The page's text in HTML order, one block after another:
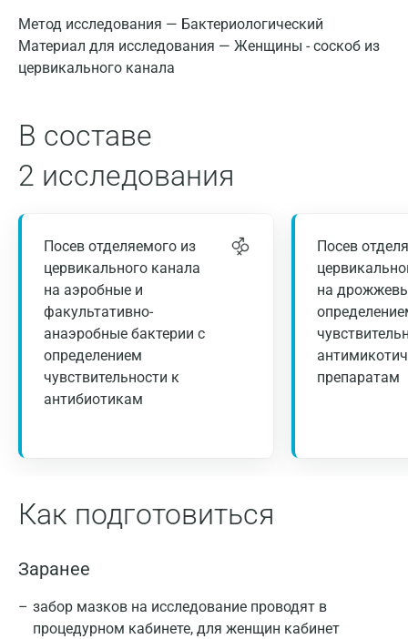
Метод исследования — Бактериологический
Материал для исследования — Женщины - соскоб из
цервикального канала
В составе
2 исследования
Посев отделяемого из
цервикального канала
на аэробные и
факультативно-
анаэробные бактерии с
определением
чувствительности к
антибиотикам
Посев
на
препаратам
Как подготовиться
Заранее
забор мазков на исследование проводят в
процедурном кабинете, для женщин кабинет